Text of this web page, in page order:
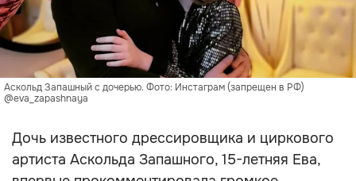
Аскольд Запашный с дочерью. Фото: Инстаграм (запрещен в РФ)
@eva_zapashnaya
Дочь известного дрессировщика и циркового
артиста Аскольда Запашного, 15-летняя Ева,